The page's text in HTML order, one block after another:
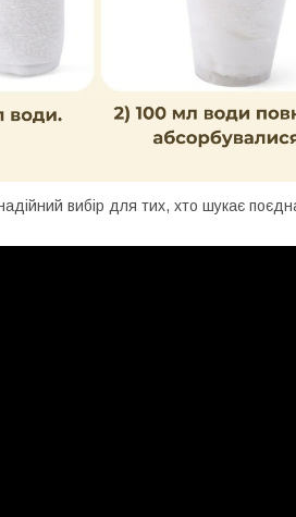
вибір для тих, хто шукає